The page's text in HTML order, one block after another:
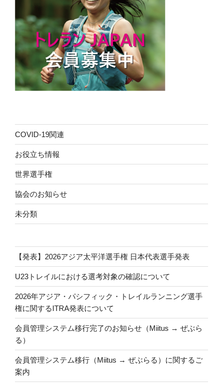
COVID-19関連
お役立ち情報
世界選手権
協会のお知らせ
未分類
【発表】2026アジア太平洋選手権 日本代表選手発表
U23トレイルにおける選考対象の確認について
2026年アジア・パシフィック・トレイルランニング選手
権に関するITRA発表について
会員管理システム移行完了のお知らせ（Miitus → ぜぶら
る）
会員管理システム移行（Miitus → ぜぶらる）に関するご
案内